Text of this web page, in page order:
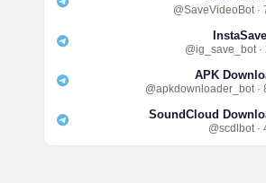
@SaveVideoBot ·
@ig_save_bot ·
APK
@apkdownloader_bot ·
SoundCloud
@scdlbot ·